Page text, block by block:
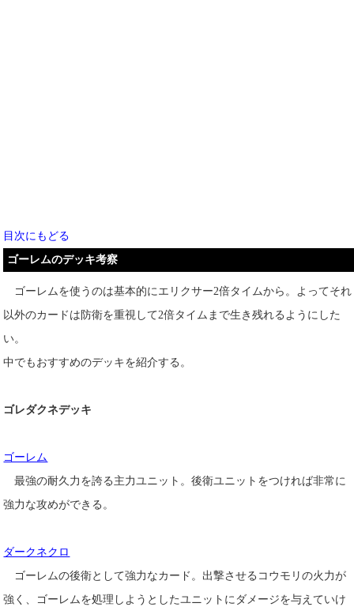
目次にもどる
ゴーレムのデッキ考察
ゴーレムを使うのは基本的にエリクサー2倍タイムから。よってそれ
以外のカードは防衛を重視して2倍タイムまで生き残れるようにした
い。
中でもおすすめのデッキを紹介する。
ゴレダクネデッキ
ゴーレム
最強の耐久力を誇る主力ユニット。後衛ユニットをつければ非常に
強力な攻めができる。
ダークネクロ
ゴーレムの後衛として強力なカード。出撃させるコウモリの火力が
強く、ゴーレムを処理しようとしたユニットにダメージを与えていけ